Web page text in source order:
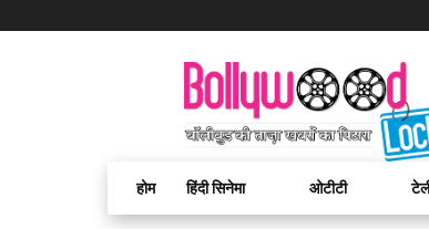
होम हिंदी सिनेमा ओटीटी